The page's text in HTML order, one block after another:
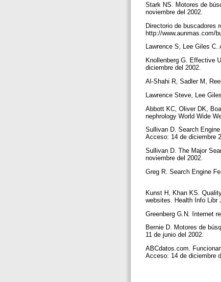
Stark NS. Motores de
noviembre del 2002.
Directorio de buscadores
http://www.aunmas.com/
Lawrence S, Lee Giles
Knollenberg G. Effective
diciembre del 2002.
Al-Shahi R, Sadler M,
Lawrence Steve, Lee
Abbott KC, Oliver DK,
nephrology World Wide
Sullivan D. Search
Acceso: 14 de diciembre
Sullivan D. The Major
noviembre del 2002.
Greg R. Search Engine
Kunst H, Khan KS.
websites. Health Info Libr
Greenberg G.N. Internet
Bernie D. Motores de
11 de junio del 2002.
ABCdatos.com.
Acceso: 14 de diciembre